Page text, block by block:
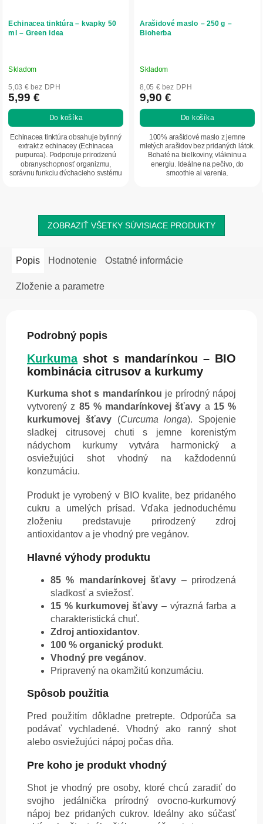
Echinacea tinktúra – kvapky 50
ml – Green idea
Skladom
5,03 € bez DPH
5,99 €
Do košíka
Echinacea tinktúra obsahuje bylinný
extrakt z echinacey (Echinacea
purpurea). Podporuje prirodzenú
obranyschopnosť organizmu,
správnu funkciu dýchacieho systému
Arašidové maslo – 250 g –
Bioherba
Skladom
8,05 € bez DPH
9,90 €
Do košíka
100% arašidové maslo z jemne
mletých arašidov bez pridaných látok.
Bohaté na bielkoviny, vlákninu a
energiu. Ideálne na pečivo, do
smoothie aj varenia.
ZOBRAZIŤ VŠETKY SÚVISIACE PRODUKTY
Popis Hodnotenie Ostatné informácie
Zloženie a parametre
Podrobný popis
Kurkumashot s mandarínkou – BIO
kombinácia citrusov a kurkumy
Kurkuma shot s mandarínkou je prírodný nápoj
vytvorený z 85 % mandarínkovej šťavy a 15 %
kurkumovej šťavy(Curcuma longa). Spojenie
sladkej citrusovej chuti s jemne korenistým
nádychom kurkumy vytvára harmonický a
osviežujúci shot vhodný na každodennú
konzumáciu.
Produkt je vyrobený v BIO kvalite, bez pridaného
cukru a umelých prísad. Vďaka jednoduchému
zloženiu predstavuje prirodzený zdroj
antioxidantov a je vhodný pre vegánov.
Hlavné výhody produktu
85 % mandarínkovej šťavy – prirodzená
sladkosť a sviežosť.
15 % kurkumovej šťavy – výrazná farba a
charakteristická chuť.
Zdroj antioxidantov.
100 % organický produkt.
Vhodný pre vegánov.
Pripravený na okamžitú konzumáciu.
Spôsob použitia
Pred použitím dôkladne pretrepte. Odporúča sa
podávať vychladené. Vhodný ako ranný shot
alebo osviežujúci nápoj počas dňa.
Pre koho je produkt vhodný
Shot je vhodný pre osoby, ktoré chcú zaradiť do
svojho jedálnička prírodný ovocno-kurkumový
nápoj bez pridaných cukrov. Ideálny ako súčasť